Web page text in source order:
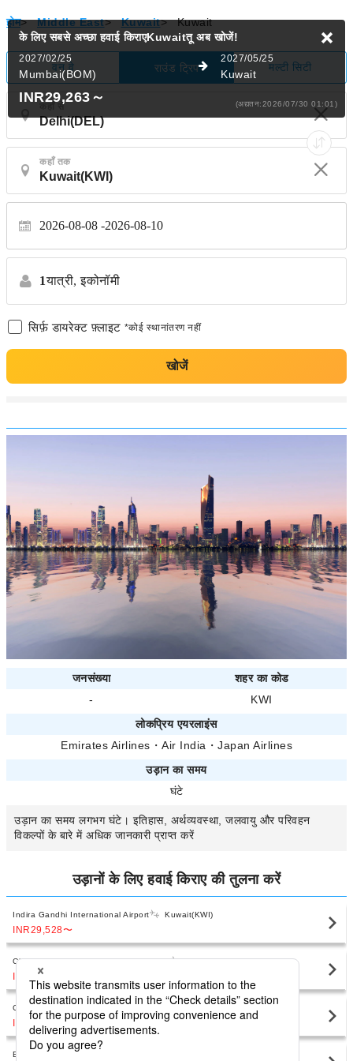
होम> Middle East> Kuwait> Kuwait
वन वे राउंड ट्रिप मल्टी सिटी
कहाँ से
कहाँ तक
2026-08-08 2026-08-10
1यात्री, इकोनॉमी
सिर्फ़ डायरेक्ट फ़्लाइट *कोई स्थानांतरण नहीं
खोजें
के लिए सबसे अच्छा हवाई किराएKuwaitतूअब खोजें!
2027/02/25
Mumbai(BOM)
2027/05/25
Kuwait
INR29,263 ～ (अद्यतन:2026/07/30 01:01)
जनसंख्या
शहर का कोड
-
KWI
लोकप्रिय एयरलाइंस
Emirates Airlines ・ Air India ・ Japan Airlines
उड़ान का समय
घंटे
उड़ान का समय लगभग घंटे। इतिहास, अर्थव्यवस्था, जलवायु और परिवहन
विकल्पों के बारे में अधिक जानकारी प्राप्त करें
उड़ानों के लिए हवाई किराए की तुलना करें
Indira Gandhi International Airport Kuwait(KWI)
INR29,528〜
Chhatrapati Shivaji International Airport Kuwait(KWI)
INR29,263
Chennai International Airport
INR51,729 〜
Bengaluru International Airport